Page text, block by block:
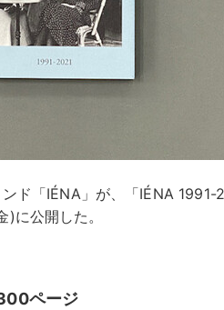
ド「IÉNA」が、「IÉNA
に公開した。
ページ